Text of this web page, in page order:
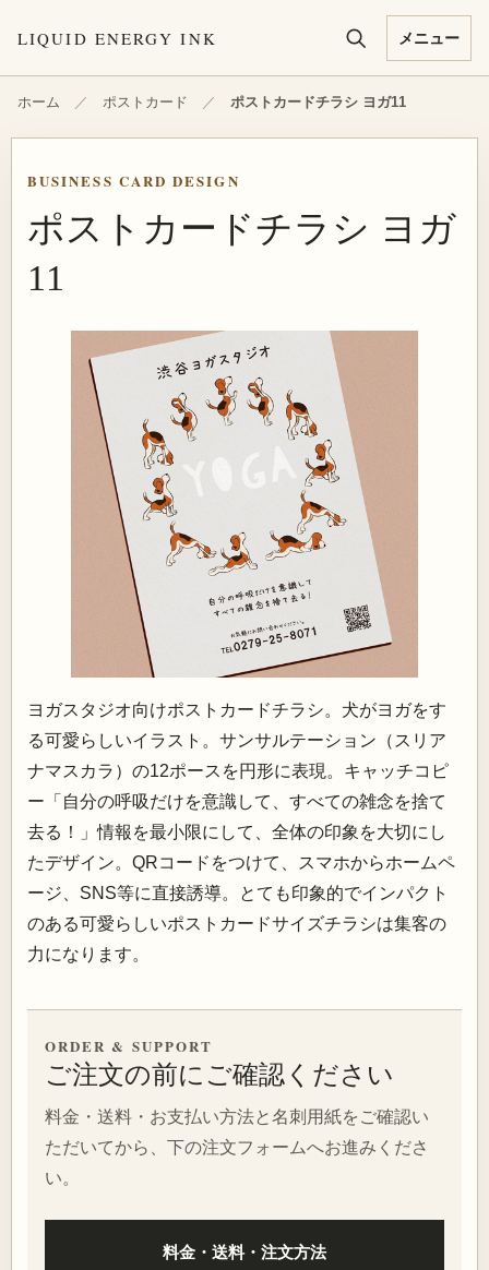
LIQUID ENERGY INK メニュー
ホーム ／ ポストカード ／ ポストカードチラシ ヨガ11
BUSINESS CARD DESIGN
ポストカードチラシ ヨガ
11
ヨガスタジオ向けポストカードチラシ。犬がヨガをす
る可愛らしいイラスト。サンサルテーション（スリア
ナマスカラ）の12ポースを円形に表現。キャッチコピ
ー「自分の呼吸だけを意識して、すべての雑念を捨て
去る！」情報を最小限にして、全体の印象を大切にし
たデザイン。QRコードをつけて、スマホからホームペ
ージ、SNS等に直接誘導。とても印象的でインパクト
のある可愛らしいポストカードサイズチラシは集客の
力になります。
ORDER & SUPPORT
ご注文の前にご確認ください
料金・送料・お支払い方法と名刺用紙をご確認い
ただいてから、下の注文フォームへお進みくださ
い。
料金・送料・注文方法